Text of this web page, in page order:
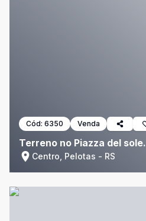
Cód: 6350 Venda
Terreno no Piazza del sole.
Centro, Pelotas - RS